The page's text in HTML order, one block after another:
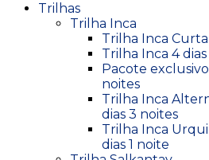
Trilhas
Trilha Inca
Trilha Inca Curta
Trilha Inca 4
Pacote
noites
Trilha Inca
dias 3 noites
Trilha Inca
dias 1 noite